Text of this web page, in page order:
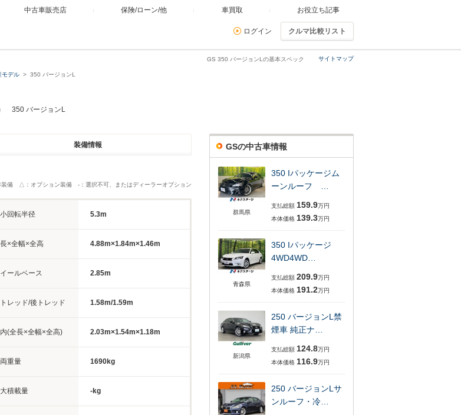
中古車販売店 保険/ローン/他 車買取 お役立ち記事
ログイン クルマ比較リスト
サイトマップ
GS 350 バージョンLの基本スペック
モデル 350 バージョンL
350 バージョンL
装備情報
備 △：オプション装備 -：選択不可、またはディーラーオプション
回転半径 5.3m
×全幅×全高 4.88m×1.84m×1.46m
ールベース 2.85m
レッド/後トレッド 1.58m/1.59m
(全長×全幅×全高) 2.03m×1.54m×1.18m
重量 1690kg
積載量 -kg
GSの中古車情報
群馬県
350 Iパッケージム
ーンルーフ …
支払総額 159.9万円
本体価格 139.3万円
青森県
350 Iパッケージ
4WD4WD…
支払総額 209.9万円
本体価格 191.2万円
新潟県
250 バージョンL禁
煙車 純正ナ…
支払総額 124.8万円
本体価格 116.9万円
250 バージョンLサ
ンルーフ・冷…